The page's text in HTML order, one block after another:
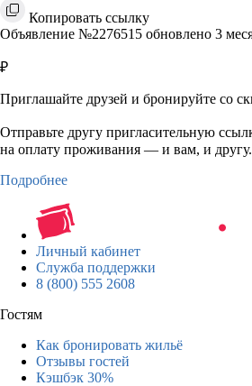
Копировать ссылку
Объявление №2276515 обновлено 3
₽
Приглашайте друзей и бронируйте со
Отправьте другу пригласительную
на оплату проживания — и вам, и другу.
Подробнее
Личный кабинет
Служба поддержки
8 (800) 555 2608
Гостям
Как бронировать жильё
Отзывы гостей
Кэшбэк 30%